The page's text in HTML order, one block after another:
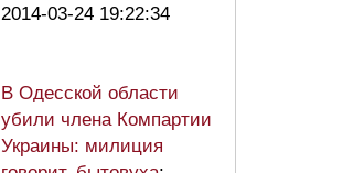
2014-03-24 19:22:34
В Одесской области
убили члена Компартии
Украины: милиция